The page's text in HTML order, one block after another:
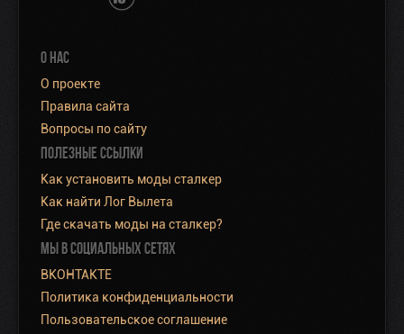
О НАС
О проекте
Правила сайта
Вопросы по сайту
ПОЛЕЗНЫЕ ССЫЛКИ
Как установить моды сталкер
Как найти Лог Вылета
Где скачать моды на сталкер?
МЫ В СОЦИАЛЬНЫХ СЕТЯХ
ВКОНТАКТЕ
Политика конфиденциальности
Пользовательское соглашение